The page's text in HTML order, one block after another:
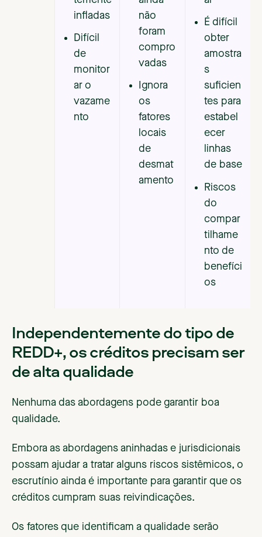
infladas
Difícil
de
monitor
ar o
vazame
nto
não
foram
compro
vadas
Ignora
os
fatores
locais
de
desmat
amento
É difícil
obter
amostra
s
suficien
tes para
estabel
ecer
linhas
de base
Riscos
do
compar
tilhame
nto de
benefíci
os
Independentemente do tipo de
REDD+, os créditos precisam ser
de alta qualidade
Nenhuma das abordagens pode garantir boa
qualidade.
Embora as abordagens aninhadas e jurisdicionais
possam ajudar a tratar alguns riscos sistêmicos, o
escrutínio ainda é importante para garantir que os
créditos cumpram suas reivindicações.
Os fatores que identificam a qualidade serão